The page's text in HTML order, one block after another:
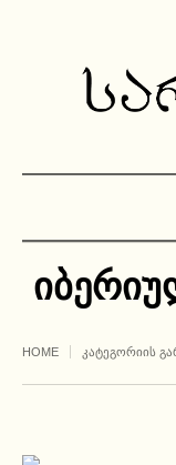
HOME ᲙᲐᲢᲔᲒᲝᲠᲘᲘᲡ